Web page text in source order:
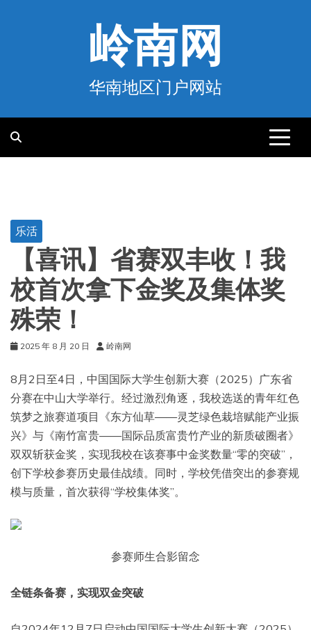
岭南网
华南地区门户网站
乐活
【喜讯】省赛双丰收！我
校首次拿下金奖及集体奖
殊荣！
2025 年 8 月 20 日 岭南网
8月2日至4日，中国国际大学生创新大赛（2025）广东省
分赛在中山大学举行。经过激烈角逐，我校选送的青年红色
筑梦之旅赛道项目《东方仙草——灵芝绿色栽培赋能产业振
兴》与《南竹富贵——国际品质富贵竹产业的新质破圈者》
双双斩获金奖，实现我校在该赛事中金奖数量“零的突破”，
创下学校参赛历史最佳战绩。同时，学校凭借突出的参赛规
模与质量，首次获得“学校集体奖”。
参赛师生合影留念
全链条备赛，实现双金突破